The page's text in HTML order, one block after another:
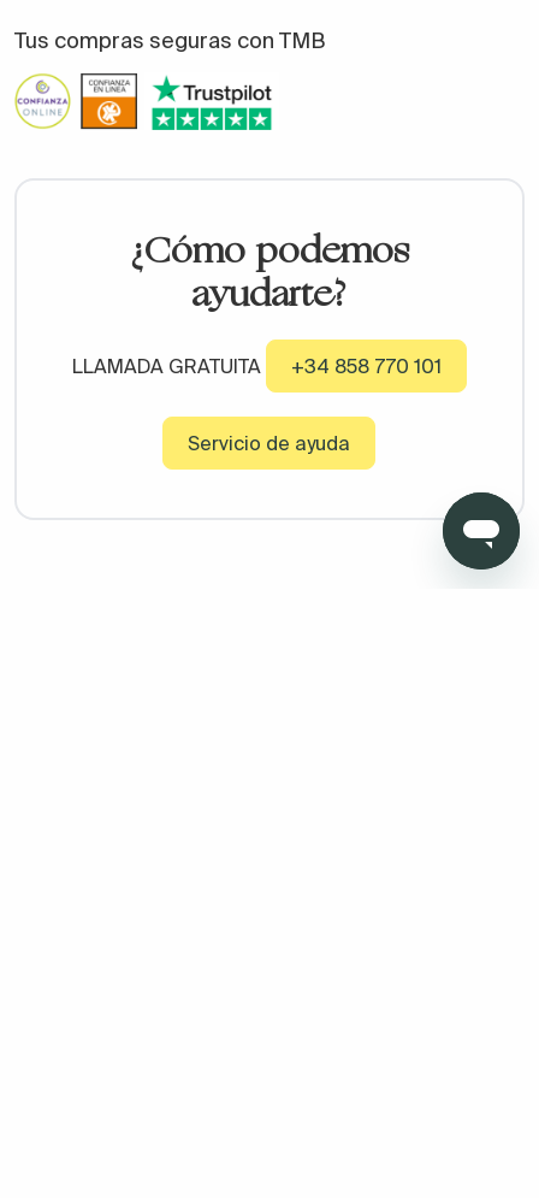
Tus compras seguras con TMB
¿Cómo podemos
ayudarte?
LLAMADA GRATUITA +34 858 770 101
Servicio de ayuda